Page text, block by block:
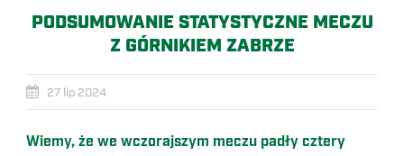
PODSUMOWANIE STATYSTYCZNE MECZU
Z GÓRNIKIEM ZABRZE
27 lip 2024
Wiemy, że we wczorajszym meczu padły cztery